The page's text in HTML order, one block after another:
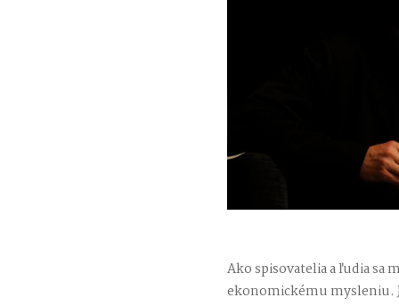
Ako spisovatelia a ľudia
ekonomickému mysleniu.